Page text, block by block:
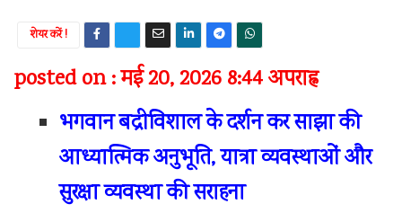
शेयर करें !
posted on : मई 20, 2026 8:44 अपराह्न
भगवान बद्रीविशाल के दर्शन कर साझा की
आध्यात्मिक अनुभूति, यात्रा व्यवस्थाओं और
सुरक्षा व्यवस्था की सराहना